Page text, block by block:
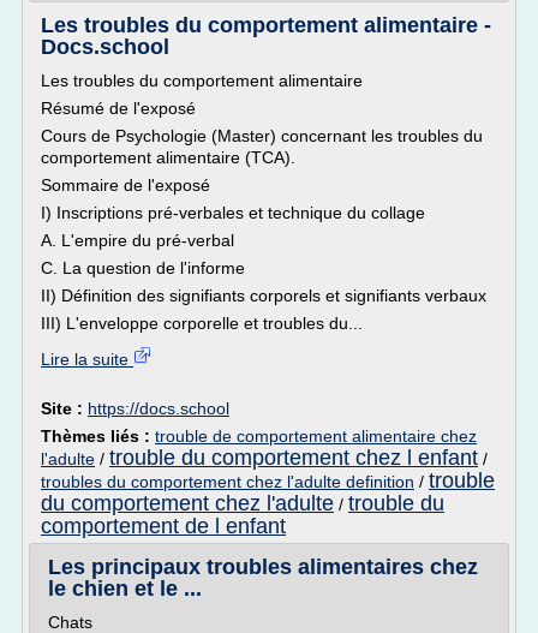
Les troubles du comportement alimentaire -
Docs.school
Les troubles du comportement alimentaire
Résumé de l'exposé
Cours de Psychologie (Master) concernant les troubles du
comportement alimentaire (TCA).
Sommaire de l'exposé
I) Inscriptions pré-verbales et technique du collage
A. L'empire du pré-verbal
C. La question de l'informe
II) Définition des signifiants corporels et signifiants verbaux
III) L'enveloppe corporelle et troubles du...
Lire la suite
Site : https://docs.school
Thèmes liés : trouble de comportement alimentaire chez
l'adulte / trouble du comportement chez l enfant /
troubles du comportement chez l'adulte definition / trouble
du comportement chez l'adulte / trouble du
comportement de l enfant
Les principaux troubles alimentaires chez
le chien et le ...
Chats